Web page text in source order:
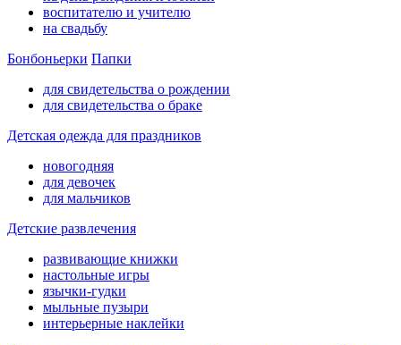
воспитателю и учителю
на свадьбу
Бонбоньерки Папки
для свидетельства о рождении
для свидетельства о браке
Детская одежда для праздников
новогодняя
для девочек
для мальчиков
Детские развлечения
развивающие книжки
настольные игры
язычки-гудки
мыльные пузыри
интерьерные наклейки